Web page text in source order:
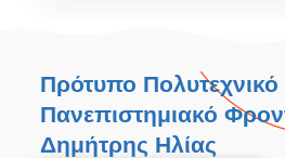
Πρότυπο Πολυτεχνικό
Πανεπιστημιακό
Δημήτρης Ηλίας